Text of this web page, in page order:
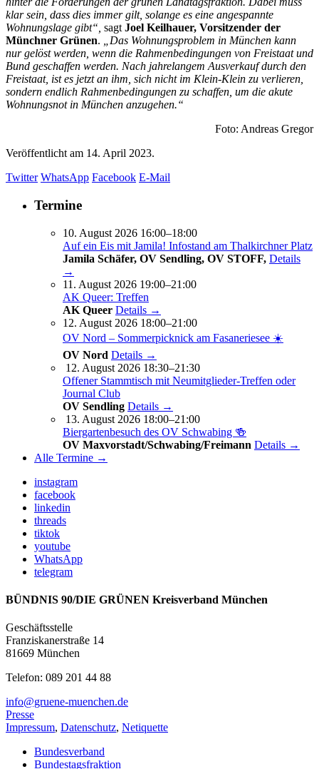
klar sein, dass dies immer gilt, solange es eine angespannte
Wohnungslage gibt“, sagt Joel Keilhauer, Vorsitzender der
Münchner Grünen. „Das Wohnungsproblem in München kann
nur gelöst werden, wenn die Rahmenbedingungen von Freistaat und
Bund geschaffen werden. Nach jahrelangem Ausverkauf durch den
Freistaat, ist es jetzt an ihm, sich nicht im Klein-Klein zu verlieren,
sondern endlich Rahmenbedingungen zu schaffen, um die akute
Wohnungsnot in München anzugehen.“
Foto: Andreas Gregor
Veröffentlicht am 14. April 2023.
Twitter WhatsApp Facebook E-Mail
Termine
10. August 2026 16:00–18:00
Auf ein Eis mit Jamila! Infostand am Thalkirchner Platz
Jamila Schäfer, OV Sendling, OV STOFF, Details
→
11. August 2026 19:00–21:00
AK Queer: Treffen
AK Queer Details →
12. August 2026 18:00–21:00
OV Nord – Sommerpicknick am Fasaneriesee ☀️
OV Nord Details →
12. August 2026 18:30–21:30
Offener Stammtisch mit Neumitglieder-Treffen oder
Journal Club
OV Sendling Details →
13. August 2026 18:00–21:00
Biergartenbesuch des OV Schwabing 🍻
OV Maxvorstadt/Schwabing/Freimann Details →
Alle Termine →
instagram
facebook
linkedin
threads
tiktok
youtube
WhatsApp
telegram
BÜNDNIS 90/DIE GRÜNEN Kreisverband München
Geschäftsstelle
Franziskanerstraße 14
81669 München
Telefon: 089 201 44 88
info@gruene-muenchen.de
Presse
Impressum, Datenschutz, Netiquette
Bundesverband
Bundestagsfraktion